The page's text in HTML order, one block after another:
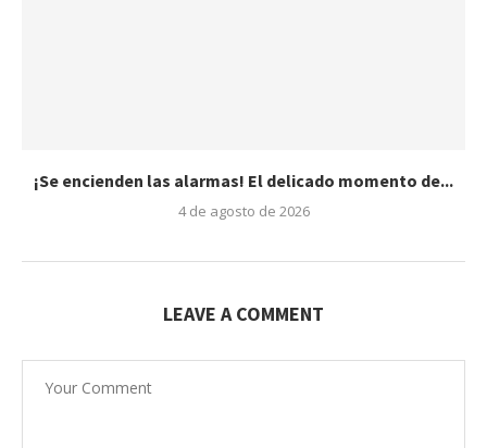
¡Se encienden las alarmas! El delicado momento de...
4 de agosto de 2026
LEAVE A COMMENT